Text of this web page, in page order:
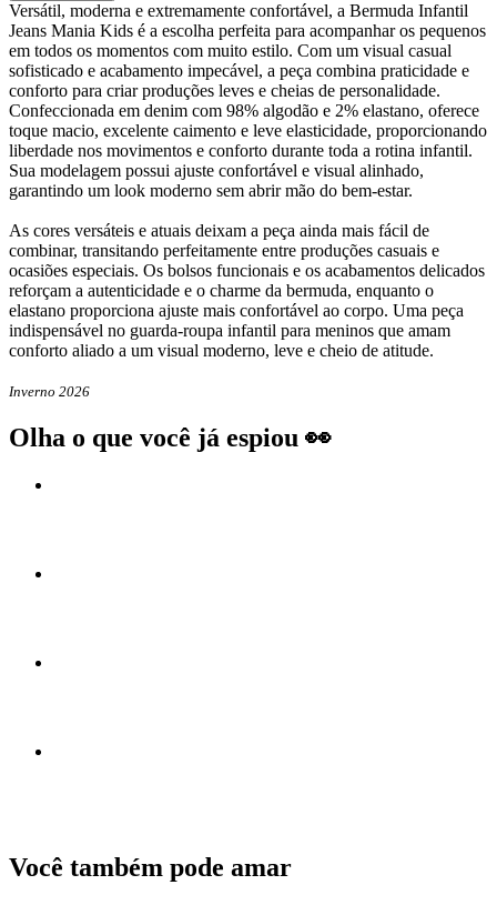
Versátil, moderna e extremamente confortável, a Bermuda Infantil
Jeans Mania Kids é a escolha perfeita para acompanhar os pequenos
em todos os momentos com muito estilo. Com um visual casual
sofisticado e acabamento impecável, a peça combina praticidade e
conforto para criar produções leves e cheias de personalidade.
Confeccionada em denim com 98% algodão e 2% elastano, oferece
toque macio, excelente caimento e leve elasticidade, proporcionando
liberdade nos movimentos e conforto durante toda a rotina infantil.
Sua modelagem possui ajuste confortável e visual alinhado,
garantindo um look moderno sem abrir mão do bem-estar.
As cores versáteis e atuais deixam a peça ainda mais fácil de
combinar, transitando perfeitamente entre produções casuais e
ocasiões especiais. Os bolsos funcionais e os acabamentos delicados
reforçam a autenticidade e o charme da bermuda, enquanto o
elastano proporciona ajuste mais confortável ao corpo. Uma peça
indispensável no guarda-roupa infantil para meninos que amam
conforto aliado a um visual moderno, leve e cheio de atitude.
Inverno 2026
Olha o que você já espiou 👀
Você também pode amar